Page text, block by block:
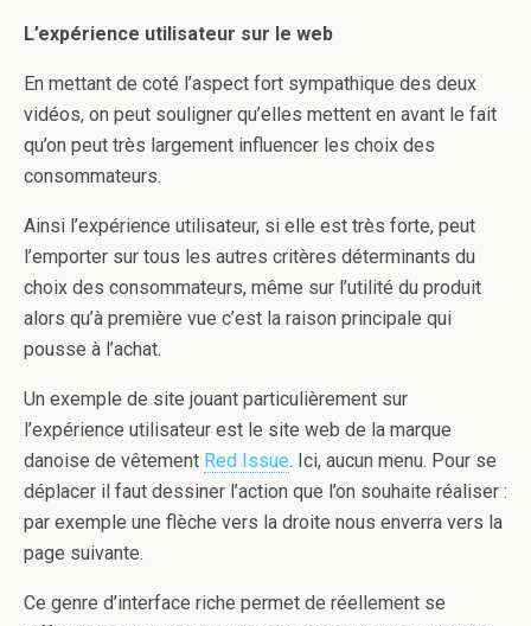
L’expérience utilisateur sur le web
En mettant de coté l’aspect fort sympathique des deux
vidéos, on peut souligner qu’elles mettent en avant le fait
qu’on peut très largement influencer les choix des
consommateurs.
Ainsi l’expérience utilisateur, si elle est très forte, peut
l’emporter sur tous les autres critères déterminants du
choix des consommateurs, même sur l’utilité du produit
alors qu’à première vue c’est la raison principale qui
pousse à l’achat.
Un exemple de site jouant particulièrement sur
l’expérience utilisateur est le site web de la marque
danoise de vêtement Red Issue. Ici, aucun menu. Pour se
déplacer il faut dessiner l’action que l’on souhaite réaliser :
par exemple une flèche vers la droite nous enverra vers la
page suivante.
Ce genre d’interface riche permet de réellement se